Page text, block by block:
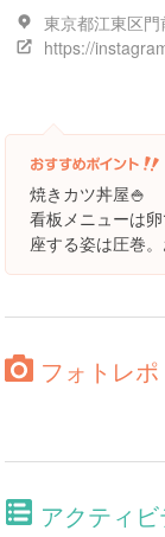
焼きカツ丼屋🍚
看板メニューは
座する姿は圧巻
フォトレポ
アクティ